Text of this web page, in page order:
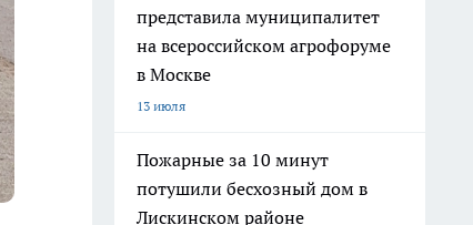
представила муниципалитет
на всероссийском агрофоруме
в Москве
13 июля
Пожарные за 10 минут
потушили бесхозный дом в
Лискинском районе